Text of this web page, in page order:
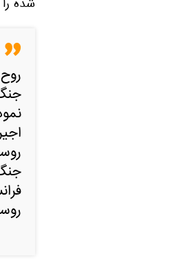
شده را